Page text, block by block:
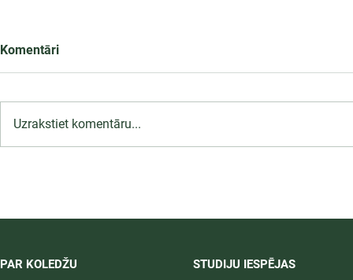
12.09.2026.
Komentāri
Uzrakstiet komentāru...
PAR KOLEDŽU STUDIJU IESPĒJAS